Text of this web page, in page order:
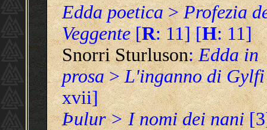
Edda poetica>Profezia
Veggente[R: 11] [H: 11]
Snorri Sturluson:Edda in
prosa>L'inganno di Gylfi
xvii]
Þulur > I nomi dei nani